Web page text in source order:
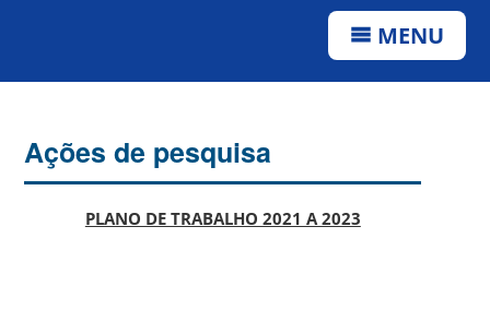
MENU
Ações de pesquisa
PLANO DE TRABALHO 2021 A 2023